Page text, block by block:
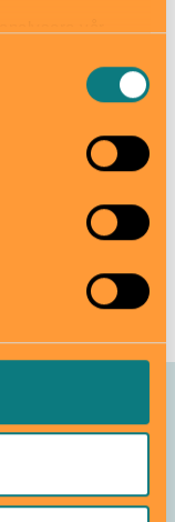
medier. Vi
och annan
medier och
med.
som de har
i